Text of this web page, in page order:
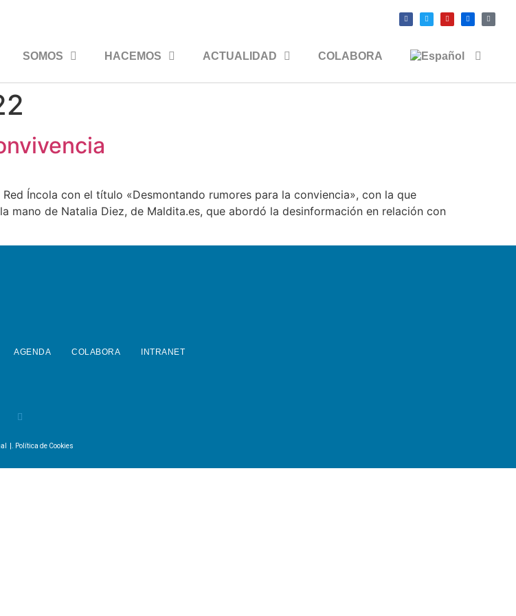
SOMOS HACEMOS ACTUALIDAD COLABORA
Íncola con el título «Desmontando rumores para la conviencia», con la que
mano de Natalia Diez, de Maldita.es, que abordó la desinformación en relación con
AGENDA COLABORA INTRANET
|. Política de Cookies